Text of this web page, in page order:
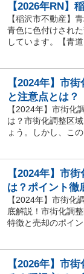
【2026年RN】
【稲沢市不動産】
青色に色付けされ
しています。【青
【2024年】市
と注意点とは？
【2024年】市街化
は？市街化調整区
ょう。しかし、こ
【2024年】市
は？ポイント徹
【2024年】市街化
底解説！市街化調
特徴と売却のポイ
【2026年】市